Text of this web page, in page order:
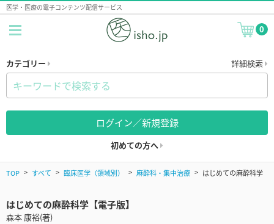
医学・医療の電子コンテンツ配信サービス
0
カテゴリー 詳細検索
ログイン／新規登録
初めての方へ
TOP すべて 臨床医学（領域別） 麻酔科・集中治療 はじめての麻酔科学
はじめての麻酔科学【電子版】
森本 康裕(著)